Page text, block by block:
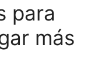
para
más